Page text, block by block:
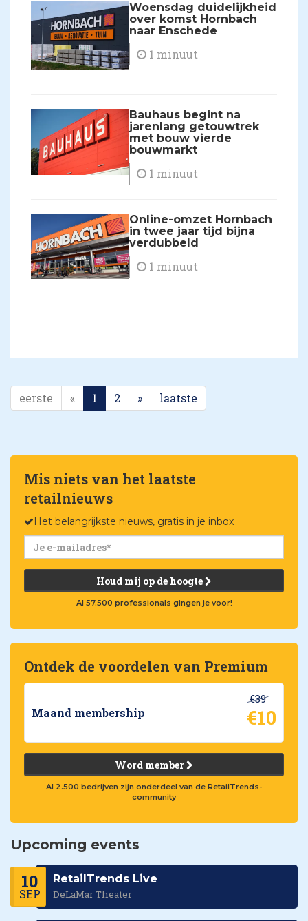
Woensdag duidelijkheid
over komst Hornbach
naar Enschede
1 minuut
Bauhaus begint na
jarenlang getouwtrek
met bouw vierde
bouwmarkt
1 minuut
Online-omzet Hornbach
in twee jaar tijd bijna
verdubbeld
1 minuut
eerste « 1 2 » laatste
Mis niets van het laatste
retailnieuws
Het belangrijkste nieuws, gratis in je inbox
Houd mij op de hoogte
Al 57.500 professionals gingen je voor!
Ontdek de voordelen van Premium
Maand membership
€39
€10
Word member
Al 2.500 bedrijven zijn onderdeel van de RetailTrends-
community
Upcoming events
10
SEP
RetailTrends Live
DeLaMar Theater